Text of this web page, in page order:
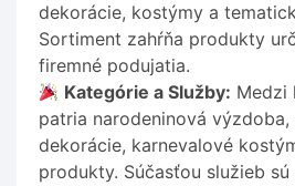
dekorácie, kostýmy a
Sortiment zahŕňa produkty
firemné podujatia.
Kategórie a Služby: Medzi
patria narodeninová výzdoba,
dekorácie, karnevalové
produkty. Súčasťou služieb